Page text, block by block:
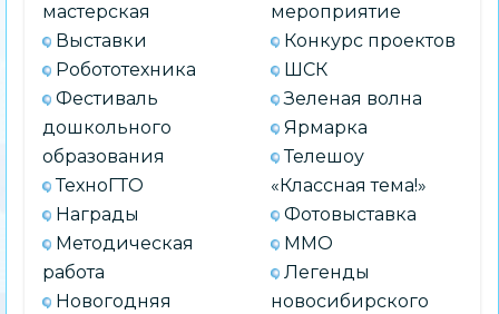
мастерская
Выставки
Робототехника
Фестиваль
дошкольного
образования
ТехноГТО
Награды
Методическая
работа
Новогодняя
мероприятие
Конкурс проектов
ШСК
Зеленая волна
Ярмарка
Телешоу
«Классная тема!»
Фотовыставка
ММО
Легенды
новосибирского